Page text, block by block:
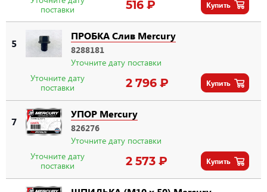
поставки
516 ₽ Купить
5
ПРОБКА Слив Mercury
8288181
Уточните дату поставки
Уточните дату
поставки
2 796 ₽ Купить
7
УПОР Mercury
826276
Уточните дату поставки
Уточните дату
поставки
2 573 ₽ Купить